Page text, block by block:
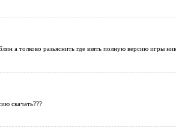
а толково разьяснить где взять полную версию игры
скачать???